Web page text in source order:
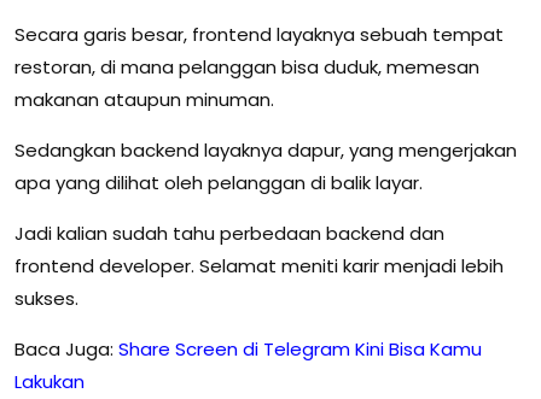
Secara garis besar, frontend layaknya sebuah tempat
restoran, di mana pelanggan bisa duduk, memesan
makanan ataupun minuman.
Sedangkan backend layaknya dapur, yang mengerjakan
apa yang dilihat oleh pelanggan di balik layar.
Jadi kalian sudah tahu perbedaan backend dan
frontend developer. Selamat meniti karir menjadi lebih
sukses.
Baca Juga: Share Screen di Telegram Kini Bisa Kamu
Lakukan